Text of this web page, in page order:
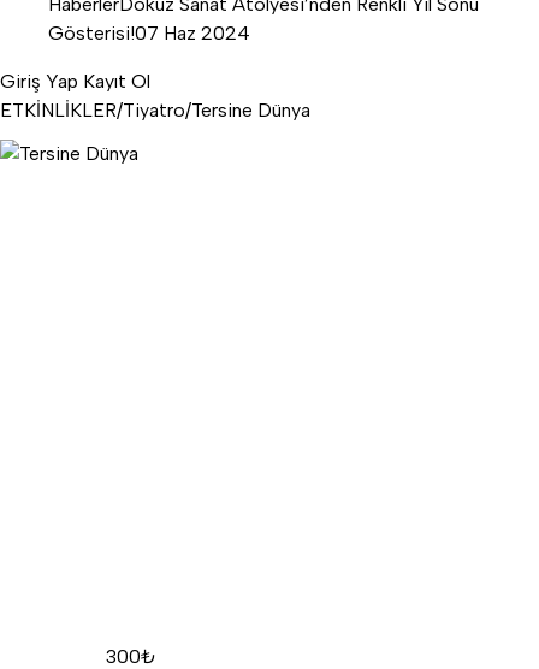
Gösterisi!07 Haz 2024
Giriş Yap Kayıt Ol
ETKİNLİKLER/Tiyatro/Tersine Dünya
300₺